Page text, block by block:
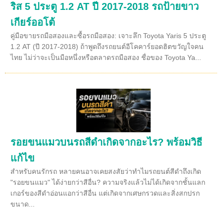
ริส 5 ประตู 1.2 AT ปี 2017-2018 รถป้ายขาว
เกียร์ออโต้
คู่มือขายรถมือสองและซื้อรถมือสอง: เจาะลึก Toyota Yaris 5 ประตู
1.2 AT (ปี 2017-2018) ถ้าพูดถึงรถยนต์อีโคคาร์ยอดฮิตขวัญใจคน
ไทย ไม่ว่าจะเป็นมือหนึ่งหรือตลาดรถมือสอง ชื่อของ Toyota Ya...
รอยขนแมวบนรถสีดำเกิดจากอะไร? พร้อมวิธี
แก้ไข
สำหรับคนรักรถ หลายคนอาจเคยสงสัยว่าทำไมรถยนต์สีดำถึงเกิด
"รอยขนแมว" ได้ง่ายกว่าสีอื่น? ความจริงแล้วไม่ได้เกิดจากชั้นแลก
เกอร์ของสีดำอ่อนแอกว่าสีอื่น แต่เกิดจากเศษกรวดและสิ่งสกปรก
ขนาด...